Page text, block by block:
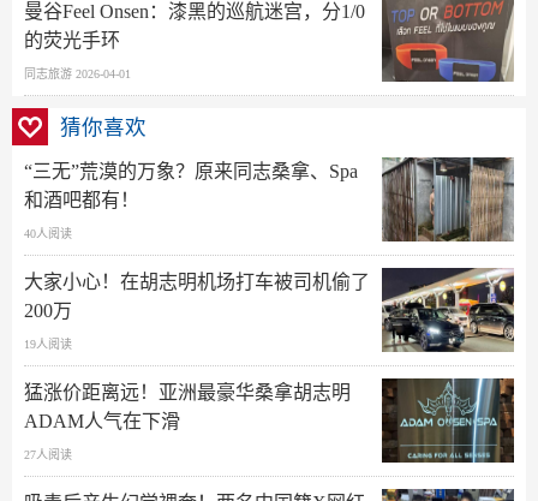
曼谷Feel Onsen：漆黑的巡航迷宫，分1/0
的荧光手环
同志旅游 2026-04-01
猜你喜欢
“三无”荒漠的万象？原来同志桑拿、Spa
和酒吧都有！
40人阅读
大家小心！在胡志明机场打车被司机偷了
200万
19人阅读
猛涨价距离远！亚洲最豪华桑拿胡志明
ADAM人气在下滑
27人阅读